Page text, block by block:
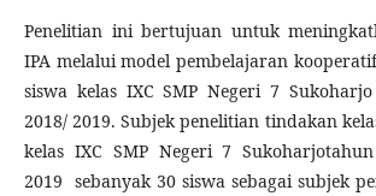
Penelitian ini bertujuan untuk
IPA melalui model pembelajaran
siswa kelas IXC SMP Negeri 7
2018/ 2019. Subjek penelitian tindakan
kelas IXC SMP Negeri 7
2019 sebanyak 30 siswa sebagai subjek